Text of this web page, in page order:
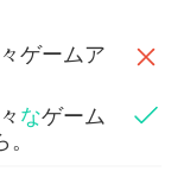
ゲームア
なゲーム